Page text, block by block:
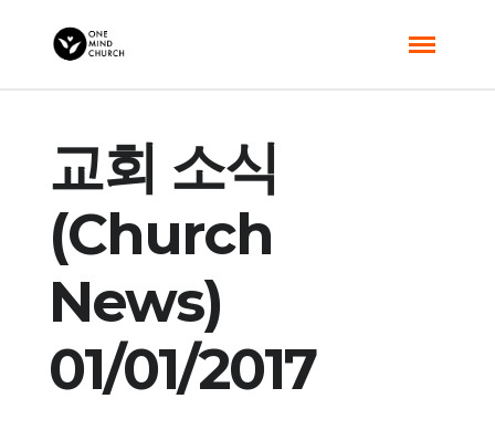
교회 소식
(Church
News)
01/01/2017